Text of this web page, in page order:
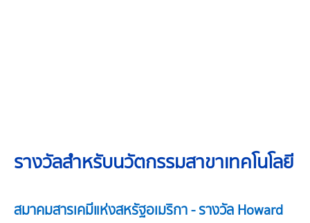
รางวัลสำหรับนวัตกรรมสาขาเทคโนโลยี
สมาคมสารเคมีแห่งสหรัฐอเมริกา - รางวัล Howard